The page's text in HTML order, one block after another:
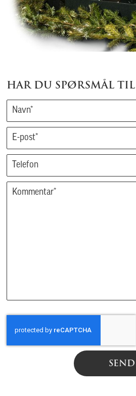
HAR DU SPØRSMÅL TIL